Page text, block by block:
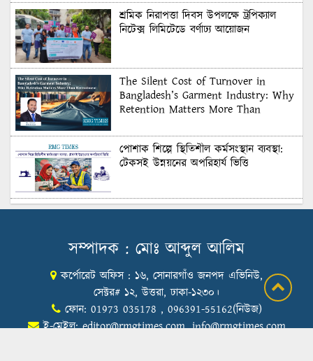
শ্রমিক নিরাপত্তা দিবস উপলক্ষে ট্রপিক্যাল
নিটেক্স লিমিটেডে বর্ণাঢ্য আয়োজন
The Silent Cost of Turnover in
Bangladesh’s Garment Industry: Why
Retention Matters More Than
পোশাক শিল্পে স্থিতিশীল কর্মসংস্থান ব্যবস্থা:
টেকসই উন্নয়নের অপরিহার্য ভিত্তি
শুল্কের দেয়াল ভাঙার সুযোগ: মার্কিন বাজারে
Honoring Excellence: Texstream
Fashion Ltd. Rewards Best Workers–
2026
সম্পাদক : মোঃ আব্দুল আলিম
কর্পোরেট অফিস : ১৬, সোনারগাঁও জনপদ এভিনিউ,
সেক্টর# ১২, উত্তরা, ঢাকা-১২৩০।
ফোন: 01973 035178 , 096391-55162(নিউজ)
ই-মেইল:editor@rmgtimes.com,info@rmgtimes.com